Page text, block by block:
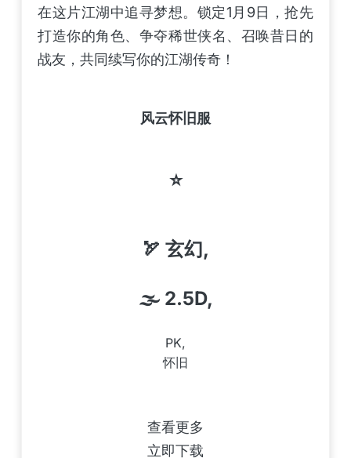
在这片江湖中追寻梦想。锁定1月9日，抢先
打造你的角色、争夺稀世侠名、召唤昔日的
战友，共同续写你的江湖传奇！
风云怀旧服
⭐
🏹 玄幻,
🌫️ 2.5D,
PK,
怀旧
查看更多
立即下载